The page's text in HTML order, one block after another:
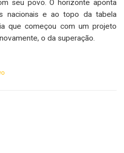
seu povo. O horizonte aponta
nacionais e ao topo da tabela
que começou com um projeto
o da superação.